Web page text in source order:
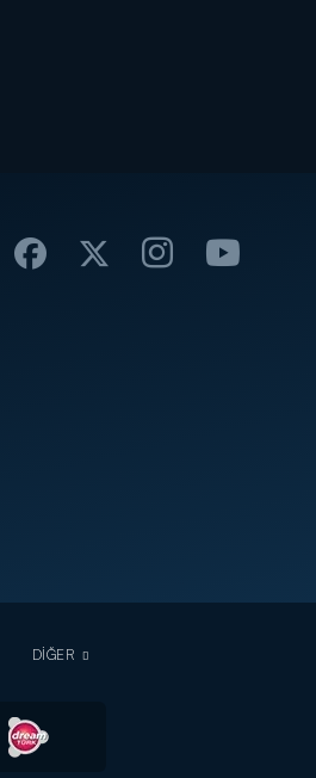
DİĞER